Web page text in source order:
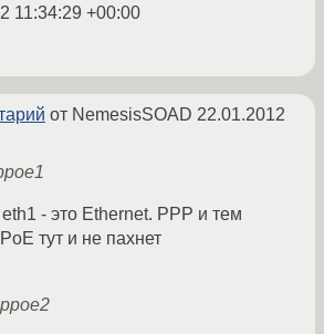
11:34:29 +00:00
от NemesisSOAD 22.01.2012
- это Ethernet. PPP и тем
тут и не пахнет